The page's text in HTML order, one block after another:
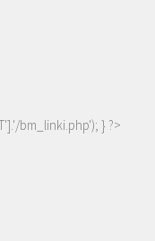
bm_linki.php'); } ?>